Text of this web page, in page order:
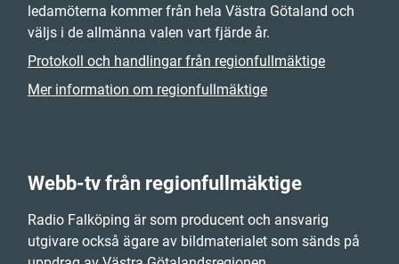
ledamöterna kommer från hela Västra Götaland och
väljs i de allmänna valen vart fjärde år.
Protokoll och handlingar från regionfullmäktige
Mer information om regionfullmäktige
Webb-tv från regionfullmäktige
Radio Falköping är som producent och ansvarig
utgivare också ägare av bildmaterialet som sänds på